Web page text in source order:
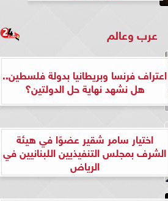
عرب وعالم
اعتراف فرنسا وبريطانيا بدولة فلسطين..
هل نشهد نهاية حل الدولتين؟
اختيار سامر شقير عضوًا في هيئة
الشرف بمجلس التنفيذيين اللبنانيين في
الرياض